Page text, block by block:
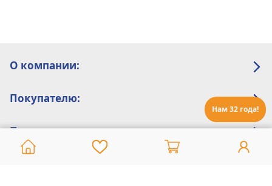
Нам 32 года!
О компании:
Покупателю:
Помощь: